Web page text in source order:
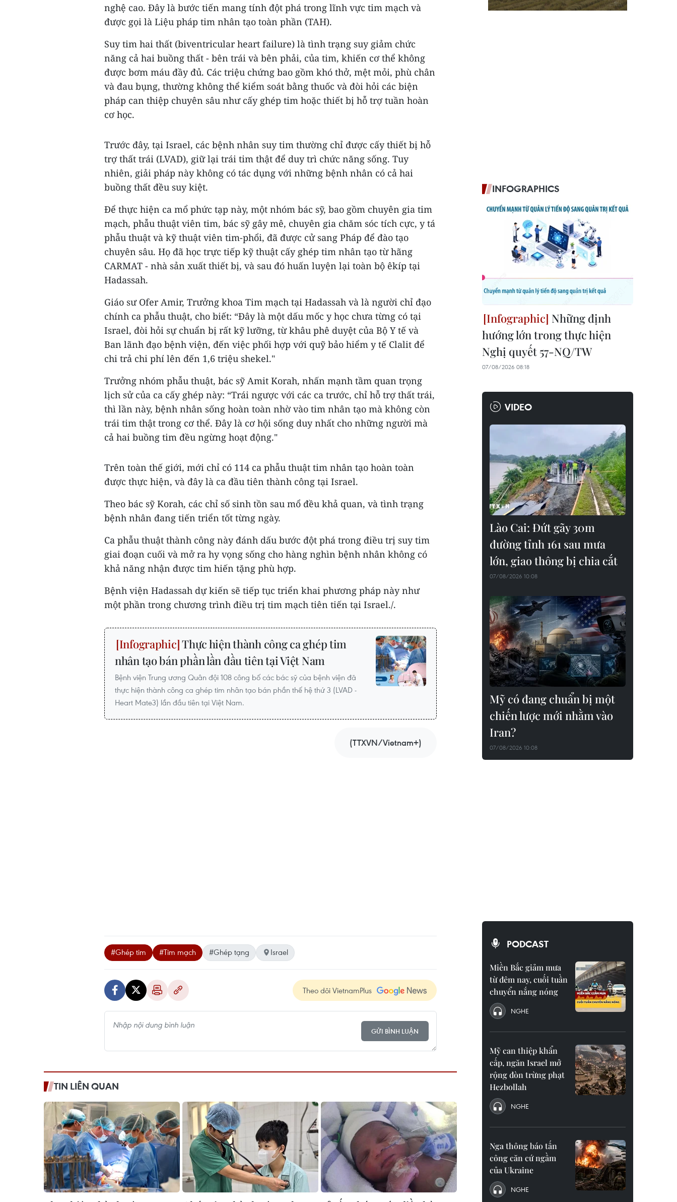
nghệ cao. Đây là bước tiến mang tính đột phá trong lĩnh vực tim mạch và
được gọi là Liệu pháp tim nhân tạo toàn phần (TAH).
Suy tim hai thất (biventricular heart failure) là tình trạng suy giảm chức
năng cả hai buồng thất - bên trái và bên phải, của tim, khiến cơ thể không
được bơm máu đầy đủ. Các triệu chứng bao gồm khó thở, mệt mỏi, phù chân
và đau bụng, thường không thể kiểm soát bằng thuốc và đòi hỏi các biện
pháp can thiệp chuyên sâu như cấy ghép tim hoặc thiết bị hỗ trợ tuần hoàn
cơ học.
Trước đây, tại Israel, các bệnh nhân suy tim thường chỉ được cấy thiết bị hỗ
trợ thất trái (LVAD), giữ lại trái tim thật để duy trì chức năng sống. Tuy
nhiên, giải pháp này không có tác dụng với những bệnh nhân có cả hai
buồng thất đều suy kiệt.
Để thực hiện ca mổ phức tạp này, một nhóm bác sỹ, bao gồm chuyên gia tim
mạch, phẫu thuật viên tim, bác sỹ gây mê, chuyên gia chăm sóc tích cực, y tá
phẫu thuật và kỹ thuật viên tim-phổi, đã được cử sang Pháp để đào tạo
chuyên sâu. Họ đã học trực tiếp kỹ thuật cấy ghép tim nhân tạo từ hãng
CARMAT - nhà sản xuất thiết bị, và sau đó huấn luyện lại toàn bộ êkíp tại
Hadassah.
Giáo sư Ofer Amir, Trưởng khoa Tim mạch tại Hadassah và là người chỉ đạo
chính ca phẫu thuật, cho biết: “Đây là một dấu mốc y học chưa từng có tại
Israel, đòi hỏi sự chuẩn bị rất kỹ lưỡng, từ khâu phê duyệt của Bộ Y tế và
Ban lãnh đạo bệnh viện, đến việc phối hợp với quỹ bảo hiểm y tế Clalit để
chi trả chi phí lên đến 1,6 triệu shekel."
Trưởng nhóm phẫu thuật, bác sỹ Amit Korah, nhấn mạnh tầm quan trọng
lịch sử của ca cấy ghép này: “Trái ngược với các ca trước, chỉ hỗ trợ thất trái,
thì lần này, bệnh nhân sống hoàn toàn nhờ vào tim nhân tạo mà không còn
trái tim thật trong cơ thể. Đây là cơ hội sống duy nhất cho những người mà
cả hai buồng tim đều ngừng hoạt động."
Trên toàn thế giới, mới chỉ có 114 ca phẫu thuật tim nhân tạo hoàn toàn
được thực hiện, và đây là ca đầu tiên thành công tại Israel.
Theo bác sỹ Korah, các chỉ số sinh tồn sau mổ đều khả quan, và tình trạng
bệnh nhân đang tiến triển tốt từng ngày.
Ca phẫu thuật thành công này đánh dấu bước đột phá trong điều trị suy tim
giai đoạn cuối và mở ra hy vọng sống cho hàng nghìn bệnh nhân không có
khả năng nhận được tim hiến tặng phù hợp.
Bệnh viện Hadassah dự kiến sẽ tiếp tục triển khai phương pháp này như
một phần trong chương trình điều trị tim mạch tiên tiến tại Israel./.
Thực hiện thành công ca ghép tim
nhân tạo bán phần lần đầu tiên tại Việt Nam
Bệnh viện Trung ương Quân đội 108 công bố các bác sỹ của bệnh viện đã
thực hiện thành công ca ghép tim nhân tạo bán phần thế hệ thứ 3 (LVAD -
Heart Mate3) lần đầu tiên tại Việt Nam.
(TTXVN/Vietnam+)
#Ghép tim #Tim mạch #Ghép tạng Israel
Theo dõi VietnamPlus
GỬI BÌNH LUẬN
TIN LIÊN QUAN
INFOGRAPHICS
Những định
hướng lớn trong thực hiện
Nghị quyết 57-NQ/TW
07/08/2026 08:18
VIDEO
Lào Cai: Đứt gãy 30m
đường tỉnh 161 sau mưa
lớn, giao thông bị chia cắt
07/08/2026 10:08
Mỹ có đang chuẩn bị một
chiến lược mới nhằm vào
Iran?
07/08/2026 10:08
PODCAST
Miền Bắc giảm mưa
từ đêm nay, cuối tuần
chuyển nắng nóng
NGHE
Mỹ can thiệp khẩn
cấp, ngăn Israel mở
rộng đòn trừng phạt
Hezbollah
NGHE
Nga thông báo tấn
công căn cứ ngầm
của Ukraine
NGHE